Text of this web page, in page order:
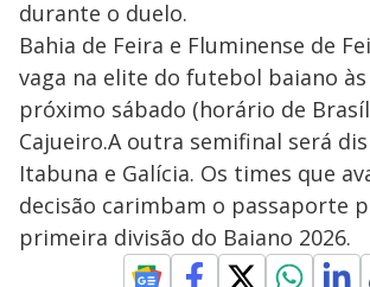
durante o duelo.
Bahia de Feira e Fluminense de
vaga na elite do futebol baiano às
próximo sábado (horário de
Cajueiro.A outra semifinal será
Itabuna e Galícia. Os times que
decisão carimbam o passaporte
primeira divisão do Baiano 2026.